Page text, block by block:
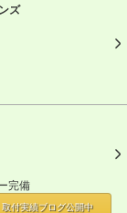
ズ
完備
取付実績ブログ公開中